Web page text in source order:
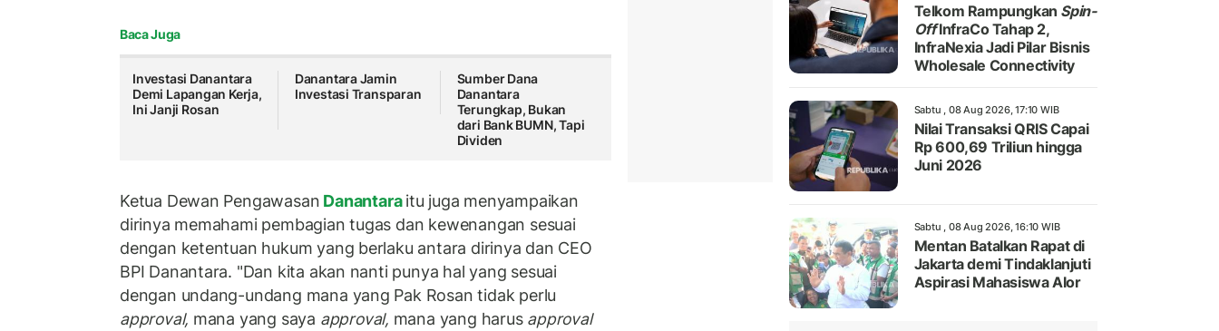
Baca Juga
Investasi Danantara
Demi Lapangan Kerja,
Ini Janji Rosan
Danantara Jamin
Investasi Transparan
Sumber Dana
Danantara
Terungkap, Bukan
dari Bank BUMN, Tapi
Dividen
Ketua Dewan Pengawasan Danantaraitu juga menyampaikan
dirinya memahami pembagian tugas dan kewenangan sesuai
dengan ketentuan hukum yang berlaku antara dirinya dan CEO
BPI Danantara. "Dan kita akan nanti punya hal yang sesuai
dengan undang-undang mana yang Pak Rosan tidak perlu
approval, mana yang saya approval, mana yang harus approval
Telkom Rampungkan Spin-
OffInfraCo Tahap 2,
InfraNexia Jadi Pilar Bisnis
Wholesale Connectivity
Sabtu , 08 Aug 2026, 17:10 WIB
Nilai Transaksi QRIS Capai
Rp 600,69 Triliun hingga
Juni 2026
Sabtu , 08 Aug 2026, 16:10 WIB
Mentan Batalkan Rapat di
Jakarta demi Tindaklanjuti
Aspirasi Mahasiswa Alor